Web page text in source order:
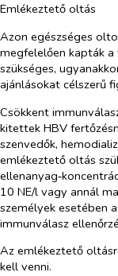
Emlékeztető oltás
Azon egészséges
megfelelően kapták
szükséges,
ajánlásokat célszerű
Csökkent
kitettek HBV
szenvedők,
emlékeztető oltás
10 NE/l vagy annál
személyek esetében
immunválasz
Az emlékeztető
kell venni.